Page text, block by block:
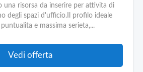
una risorsa da inserire per attivita di
degli spazi d'ufficio.Il profilo ideale
e massima serieta,...
Vedi offerta